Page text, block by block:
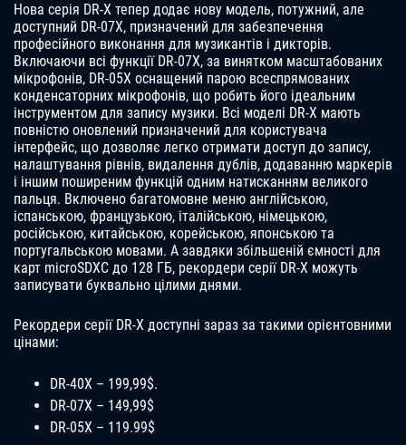
Нова серія DR-X тепер додає нову модель, потужний, але
доступний DR-07X, призначений для забезпечення
професійного виконання для музикантів і дикторів.
Включаючи всі функції DR-07X, за винятком масштабованих
мікрофонів, DR-05X оснащений парою всеспрямованих
конденсаторних мікрофонів, що робить його ідеальним
інструментом для запису музики. Всі моделі DR-X мають
повністю оновлений призначений для користувача
інтерфейс, що дозволяє легко отримати доступ до запису,
налаштування рівнів, видалення дублів, додаванню маркерів
і іншим поширеним функцій одним натисканням великого
пальця. Включено багатомовне меню англійською,
іспанською, французькою, італійською, німецькою,
російською, китайською, корейською, японською та
португальською мовами. А завдяки збільшеній ємності для
карт microSDXC до 128 ГБ, рекордери серії DR-X можуть
записувати буквально цілими днями.
Рекордери серії DR-X доступні зараз за такими орієнтовними
цінами:
DR-40X – 199,99$.
DR-07X – 149,99$
DR-05X – 119.99$